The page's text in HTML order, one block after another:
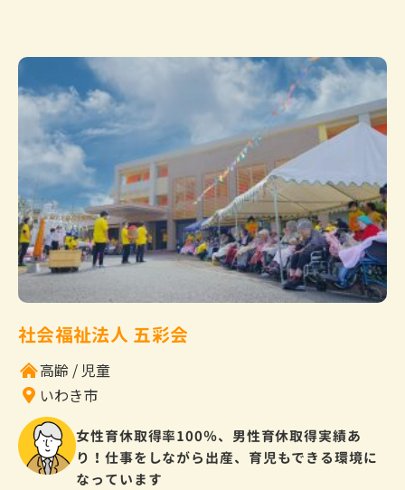
社会福祉法人 五彩会
高齢
児童
いわき市
女性育休取得率100％、男性育休取得実績あ
り！仕事をしながら出産、育児もできる環境に
なっています